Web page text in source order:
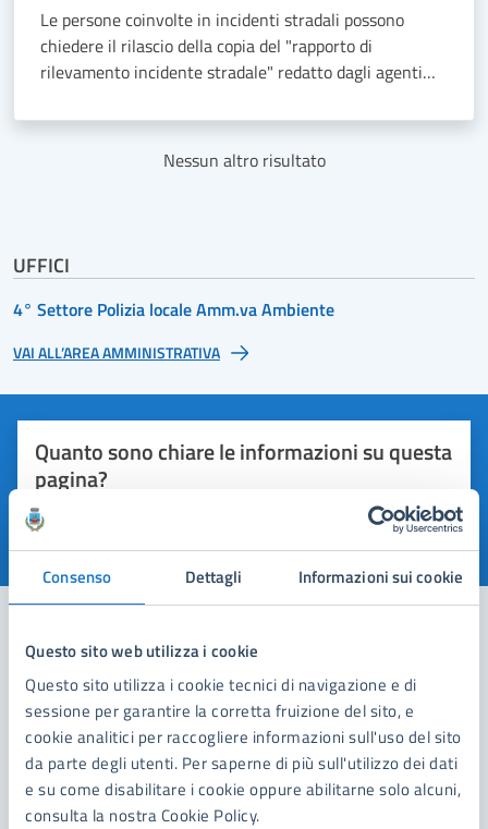
Consenso Dettagli Informazioni sui cookie
Questo sito web utilizza i cookie
Questo sito utilizza i cookie tecnici di navigazione e di
sessione per garantire la corretta fruizione del sito, e
cookie analitici per raccogliere informazioni sull'uso del sito
da parte degli utenti. Per saperne di più sull'utilizzo dei dati
e su come disabilitare i cookie oppure abilitarne solo alcuni,
consulta la nostra Cookie Policy.
Le persone coinvolte in incidenti stradali possono
chiedere il rilascio della copia del "rapporto di
rilevamento incidente stradale" redatto dagli agenti
Nessun altro risultato
UFFICI
4° Settore Polizia locale Amm.va Ambiente
VAI ALL’AREA AMMINISTRATIVA
Quanto sono chiare le informazioni su questa
pagina?
Valuta 5 stelle su 5
Valuta 4 stelle su 5
Valuta 3 stelle su 5
Valuta 2 stelle su 5
Valuta 1 stelle su 5
Contatta il comune
Leggi le domande frequenti
Richiedi assistenza
Prenota appuntamento